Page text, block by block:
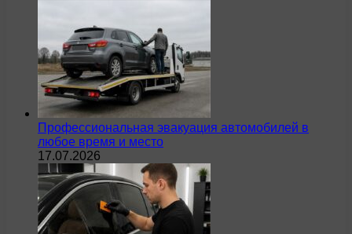
Профессиональная эвакуация автомобилей в
любое время и место
17.07.2026